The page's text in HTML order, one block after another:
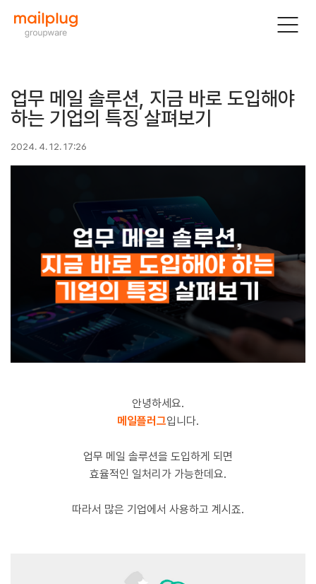
업무 메일 솔루션, 지금 바로 도입해야
하는 기업의 특징 살펴보기
2024. 4. 12. 17:26
안녕하세요.
메일플러그입니다.
업무 메일 솔루션을 도입하게 되면
효율적인 일처리가 가능한데요.
따라서 많은 기업에서 사용하고 계시죠.